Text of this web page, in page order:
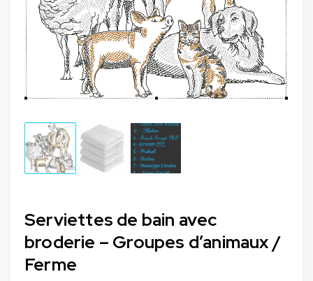
Serviettes de bain avec
broderie – Groupes d’animaux /
Ferme